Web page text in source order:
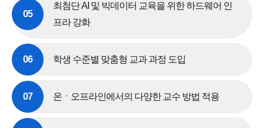
05
최첨단 AI 및 빅데이터 교육을 위한 하드웨어 인
프라 강화
06 학생 수준별 맞춤형 교과 과정 도입
07 온ㆍ오프라인에서의 다양한 교수 방법 적용